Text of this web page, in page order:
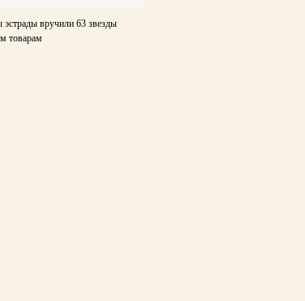
эстрады вручили 63 звезды
товарам